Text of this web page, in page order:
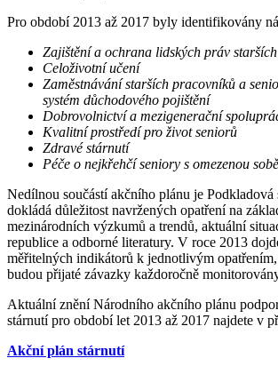
Pro období 2013 až 2017 byly identifikovány
Zajištění a ochrana lidských práv
Celoživotní učení
Zaměstnávání starších pracovníků a
systém důchodového pojištění
Dobrovolnictví a mezigenerační
Kvalitní prostředí pro život seniorů
Zdravé stárnutí
Péče o nejkřehčí seniory s omezenou
Nedílnou součástí akčního plánu je Podkladová
dokládá důležitost navržených opatření na
mezinárodních výzkumů a trendů, aktuální
republice a odborné literatury. V roce 2013
měřitelných indikátorů k jednotlivým
budou přijaté závazky každoročně
Aktuální znění Národního akčního plánu
stárnutí pro období let 2013 až 2017 najdete v
Akční plán stárnutí